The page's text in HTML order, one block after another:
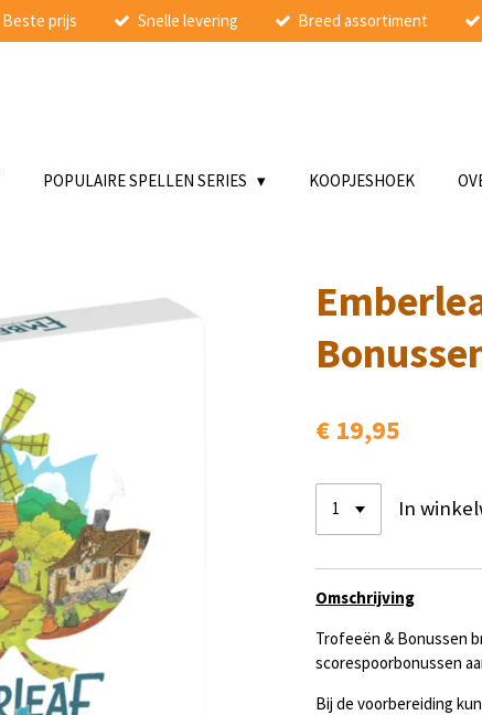
Beste prijs Snelle levering Breed assortiment
POPULAIRE SPELLEN SERIES KOOPJESHOEK
€ 19,95
In
Omschrijving
Trofeeën & Bonussen
scorespoorbonussen
Bij de voorbereiding